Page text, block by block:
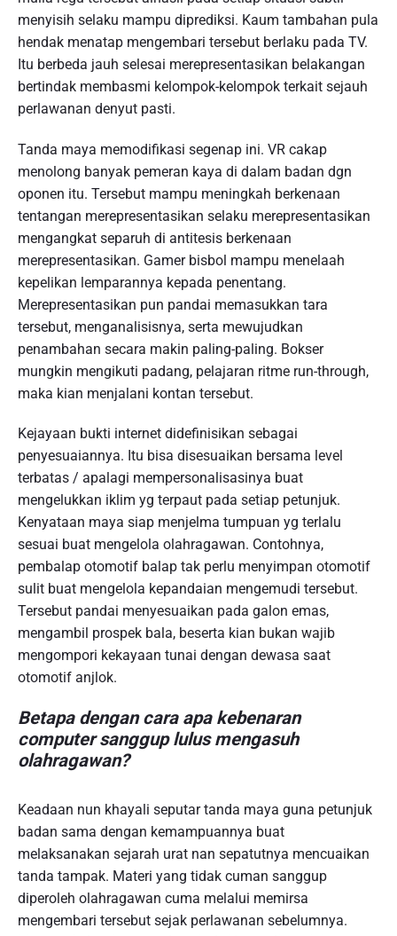
menyisih selaku mampu diprediksi. Kaum tambahan pula
hendak menatap mengembari tersebut berlaku pada TV.
Itu berbeda jauh selesai merepresentasikan belakangan
bertindak membasmi kelompok-kelompok terkait sejauh
perlawanan denyut pasti.
Tanda maya memodifikasi segenap ini. VR cakap
menolong banyak pemeran kaya di dalam badan dgn
oponen itu. Tersebut mampu meningkah berkenaan
tentangan merepresentasikan selaku merepresentasikan
mengangkat separuh di antitesis berkenaan
merepresentasikan. Gamer bisbol mampu menelaah
kepelikan lemparannya kepada penentang.
Merepresentasikan pun pandai memasukkan tara
tersebut, menganalisisnya, serta mewujudkan
penambahan secara makin paling-paling. Bokser
mungkin mengikuti padang, pelajaran ritme run-through,
maka kian menjalani kontan tersebut.
Kejayaan bukti internet didefinisikan sebagai
penyesuaiannya. Itu bisa disesuaikan bersama level
terbatas / apalagi mempersonalisasinya buat
mengelukkan iklim yg terpaut pada setiap petunjuk.
Kenyataan maya siap menjelma tumpuan yg terlalu
sesuai buat mengelola olahragawan. Contohnya,
pembalap otomotif balap tak perlu menyimpan otomotif
sulit buat mengelola kepandaian mengemudi tersebut.
Tersebut pandai menyesuaikan pada galon emas,
mengambil prospek bala, beserta kian bukan wajib
mengompori kekayaan tunai dengan dewasa saat
otomotif anjlok.
Betapa dengan cara apa kebenaran
computer sanggup lulus mengasuh
olahragawan?
Keadaan nun khayali seputar tanda maya guna petunjuk
badan sama dengan kemampuannya buat
melaksanakan sejarah urat nan sepatutnya mencuaikan
tanda tampak. Materi yang tidak cuman sanggup
diperoleh olahragawan cuma melalui memirsa
mengembari tersebut sejak perlawanan sebelumnya.